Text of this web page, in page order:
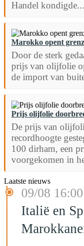
Handel kondigde...
Marokko opent
Door de sterk
prijs van olijfolie
de import van
Prijs olijfolie
De prijs van
recordhoogte
100 dirham, een
voorgekomen in
Laatste nieuws
09/08 16:00
Italië en